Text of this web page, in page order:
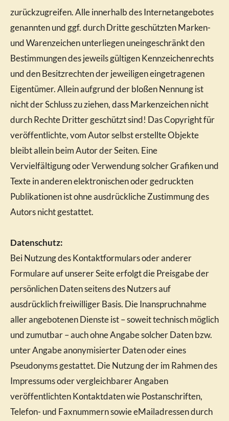
zurückzugreifen. Alle innerhalb des Internetangebotes
genannten und ggf. durch Dritte geschützten Marken-
und Warenzeichen unterliegen uneingeschränkt den
Bestimmungen des jeweils gültigen Kennzeichenrechts
und den Besitzrechten der jeweiligen eingetragenen
Eigentümer. Allein aufgrund der bloßen Nennung ist
nicht der Schluss zu ziehen, dass Markenzeichen nicht
durch Rechte Dritter geschützt sind! Das Copyright für
veröffentlichte, vom Autor selbst erstellte Objekte
bleibt allein beim Autor der Seiten. Eine
Vervielfältigung oder Verwendung solcher Grafiken und
Texte in anderen elektronischen oder gedruckten
Publikationen ist ohne ausdrückliche Zustimmung des
Autors nicht gestattet.
Datenschutz:
Bei Nutzung des Kontaktformulars oder anderer
Formulare auf unserer Seite erfolgt die Preisgabe der
persönlichen Daten seitens des Nutzers auf
ausdrücklich freiwilliger Basis. Die Inanspruchnahme
aller angebotenen Dienste ist – soweit technisch möglich
und zumutbar – auch ohne Angabe solcher Daten bzw.
unter Angabe anonymisierter Daten oder eines
Pseudonyms gestattet. Die Nutzung der im Rahmen des
Impressums oder vergleichbarer Angaben
veröffentlichten Kontaktdaten wie Postanschriften,
Telefon- und Faxnummern sowie eMailadressen durch